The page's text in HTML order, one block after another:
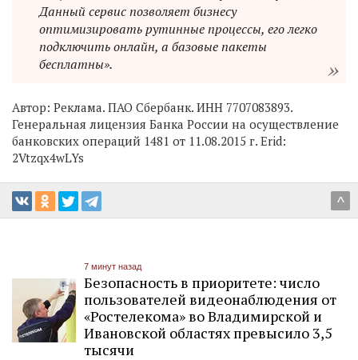
Данный сервис позволяет бизнесу
оптимизировать рутинные процессы, его легко
подключить онлайн, а базовые пакеты
бесплатны».
Автор: Реклама. ПАО Сбербанк. ИНН 7707083893.
Генеральная лицензия Банка России на осуществление
банковских операций 1481 от 11.08.2015 г. Еrid:
2Vtzqx4wLYs
^
7 минут назад
Безопасность в приоритете: число
пользователей видеонаблюдения от
«Ростелекома» во Владимирской и
Ивановской областях превысило 3,5
тысячи